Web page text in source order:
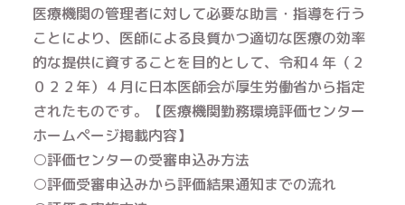
医療機関の管理者に対して必要な助言・指導を行う
ことにより、医師による良質かつ適切な医療の効率
的な提供に資することを目的として、令和４年（２
０２２年）４月に日本医師会が厚生労働省から指定
されたものです。【医療機関勤務環境評価センター
ホームページ掲載内容】
○評価センターの受審申込み方法
○評価受審申込みから評価結果通知までの流れ